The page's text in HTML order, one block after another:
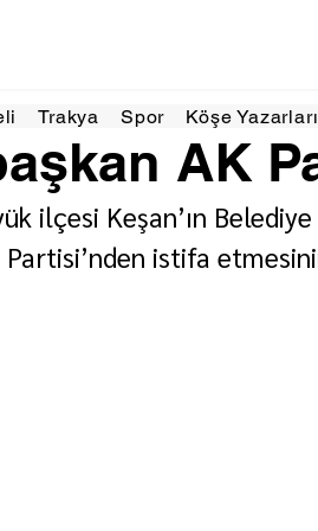
Trakya Spor Köşe Yazarları
AK
1 dakikada okunur
ilçesi Keşan’ın
istifa